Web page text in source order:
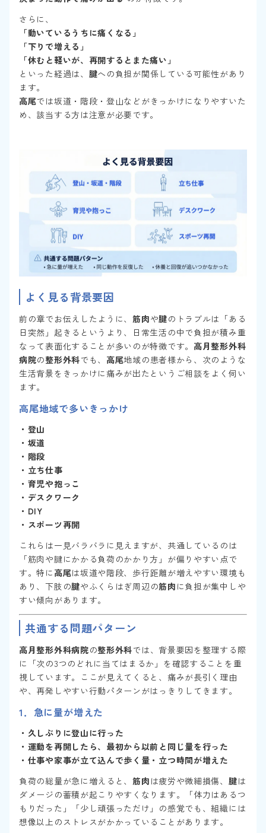
さらに、
「動いているうちに痛くなる」
「下りで増える」
「休むと軽いが、再開するとまた痛い」
といった経過は、 腱への負担が関係している可能性があり
ます。
高尾では坂道・階段・登山などがきっかけになりやすいた
め、該当する方は注意が必要です。
よく見る背景要因
前の章でお伝えしたように、筋肉や腱のトラブルは「ある
日突然」起きるというより、日常生活の中で負担が積み重
なって表面化することが多いのが特徴です。 高月整形外科
病院の整形外科でも、 高尾地域の患者様から、次のような
生活背景をきっかけに痛みが出たというご相談をよく伺い
ます。
高尾地域で多いきっかけ
・登山
・坂道
・階段
・立ち仕事
・育児や抱っこ
・デスクワーク
・DIY
・スポーツ再開
これらは一見バラバラに見えますが、共通しているのは
「筋肉や腱にかかる負荷のかかり方」が偏りやすい点で
す。特に 高尾は坂道や階段、歩行距離が増えやすい環境も
あり、下肢の腱やふくらはぎ周辺の筋肉 に負担が集中しや
すい傾向があります。
共通する問題パターン
高月整形外科病院の整形外科では、背景要因を整理する際
に「次の3つのどれに当てはまるか」を確認することを重
視しています。ここが見えてくると、痛みが長引く理由
や、再発しやすい行動パターンがはっきりしてきます。
1． 急に量が増えた
・久しぶりに登山に行った
・運動を再開したら、最初から以前と同じ量を行った
・仕事や家事が立て込んで歩く量・立つ時間が増えた
負荷の総量が急に増えると、筋肉 は疲労や微細損傷、 腱は
ダメージの蓄積が起こりやすくなります。「体力はあるつ
もりだった」「少し頑張っただけ」の感覚でも、組織には
想像以上のストレスがかかっていることがあります。